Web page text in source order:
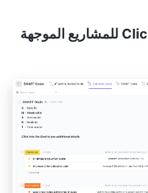
استخدام قوالب ClickUp للمشاريع الموجهة